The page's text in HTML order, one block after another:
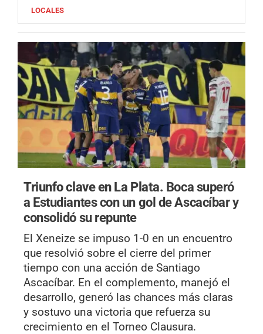
LOCALES
Triunfo clave en La Plata. Boca superó
a Estudiantes con un gol de Ascacíbar y
consolidó su repunte
El Xeneize se impuso 1-0 en un encuentro
que resolvió sobre el cierre del primer
tiempo con una acción de Santiago
Ascacíbar. En el complemento, manejó el
desarrollo, generó las chances más claras
y sostuvo una victoria que refuerza su
crecimiento en el Torneo Clausura.